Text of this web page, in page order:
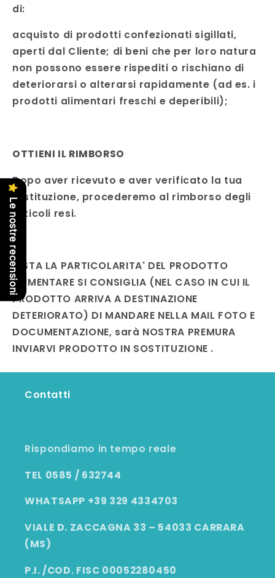
di:
acquisto di prodotti confezionati sigillati,
aperti dal Cliente; di beni che per loro natura
non possono essere rispediti o rischiano di
deteriorarsi o alterarsi rapidamente (ad es. i
prodotti alimentari freschi e deperibili);
​OTTIENI IL RIMBORSO
Dopo aver ricevuto e aver verificato la tua
restituzione, procederemo al rimborso degli
articoli resi.
VISTA LA PARTICOLARITA' DEL PRODOTTO
ALIMENTARE SI CONSIGLIA (NEL CASO IN CUI IL
PRODOTTO ARRIVA A DESTINAZIONE
DETERIORATO) DI MANDARE NELLA MAIL FOTO E
DOCUMENTAZIONE, sarà NOSTRA PREMURA
INVIARVI PRODOTTO IN SOSTITUZIONE .
Contatti
Rispondiamo in tempo reale
TEL 0585 / 632744
WHATSAPP +39 329 4334703
VIALE D. ZACCAGNA 33 – 54033 CARRARA
(MS)
P.I. /COD. FISC 00052280450
Le nostre recensioni